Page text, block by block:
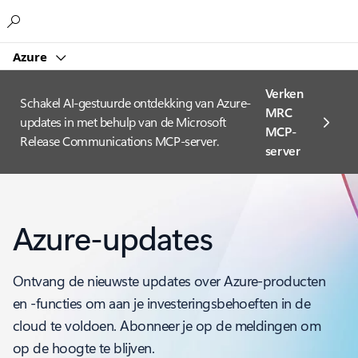
Azure
Schakel AI-gestuurde ontdekking van Azure-
updates in met behulp van de Microsoft
Release Communications MCP-server.
Verken
MRC
MCP-
server
Azure-updates
Ontvang de nieuwste updates over Azure-producten
en -functies om aan je investeringsbehoeften in de
cloud te voldoen. Abonneer je op de meldingen om
op de hoogte te blijven.